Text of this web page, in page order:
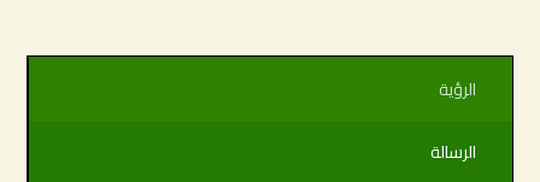
الرؤية
الرسالة